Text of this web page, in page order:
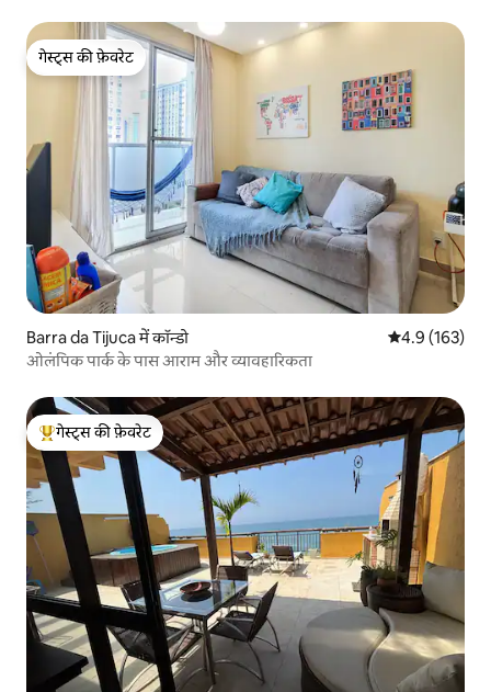
गेस्ट्स की फ़ेवरेट
गेस्ट्स की फ़ेवरेट
Barra da Tijuca में कॉन्डो औसत रेटिंग 5 में
4.9 (163)
ओलंपिक पार्क के पास आराम और व्यावहारिकता
गेस्ट्स का टॉप फ़ेवरेट
गेस्ट्स की फ़ेवरेट